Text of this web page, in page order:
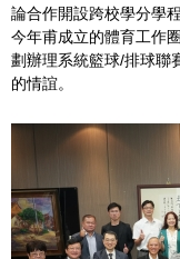
論合作開設跨校學分學
今年甫成立的體育工作
劃辦理系統籃球/排球聯
的情誼。